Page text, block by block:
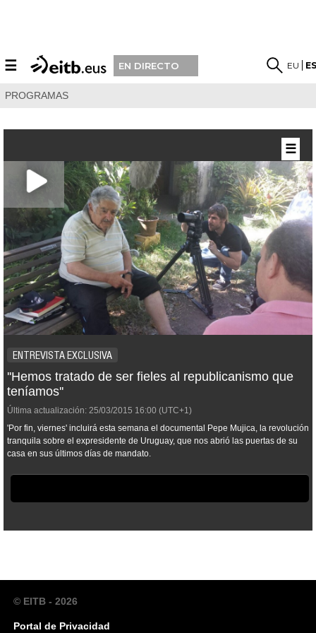
☰ EN DIRECTO EU
PROGRAMAS
ENTREVISTA EXCLUSIVA
''Hemos tratado de ser fieles al republicanismo que
teníamos''
Última actualización: 25/03/2015 16:00 (UTC+1)
'Por fin, viernes' incluirá esta semana el documental Pepe Mujica, la revolución
tranquila sobre el expresidente de Uruguay, que nos abrió las puertas de su
casa en sus últimos días de mandato.
☰
© EITB - 2026
Portal de Privacidad